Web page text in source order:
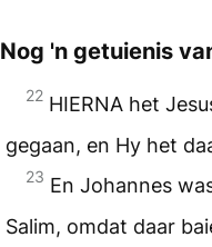
Nog 'n getuienis
22 HIERNA het
gegaan, en Hy het
23 En Johannes
Salim, omdat daar